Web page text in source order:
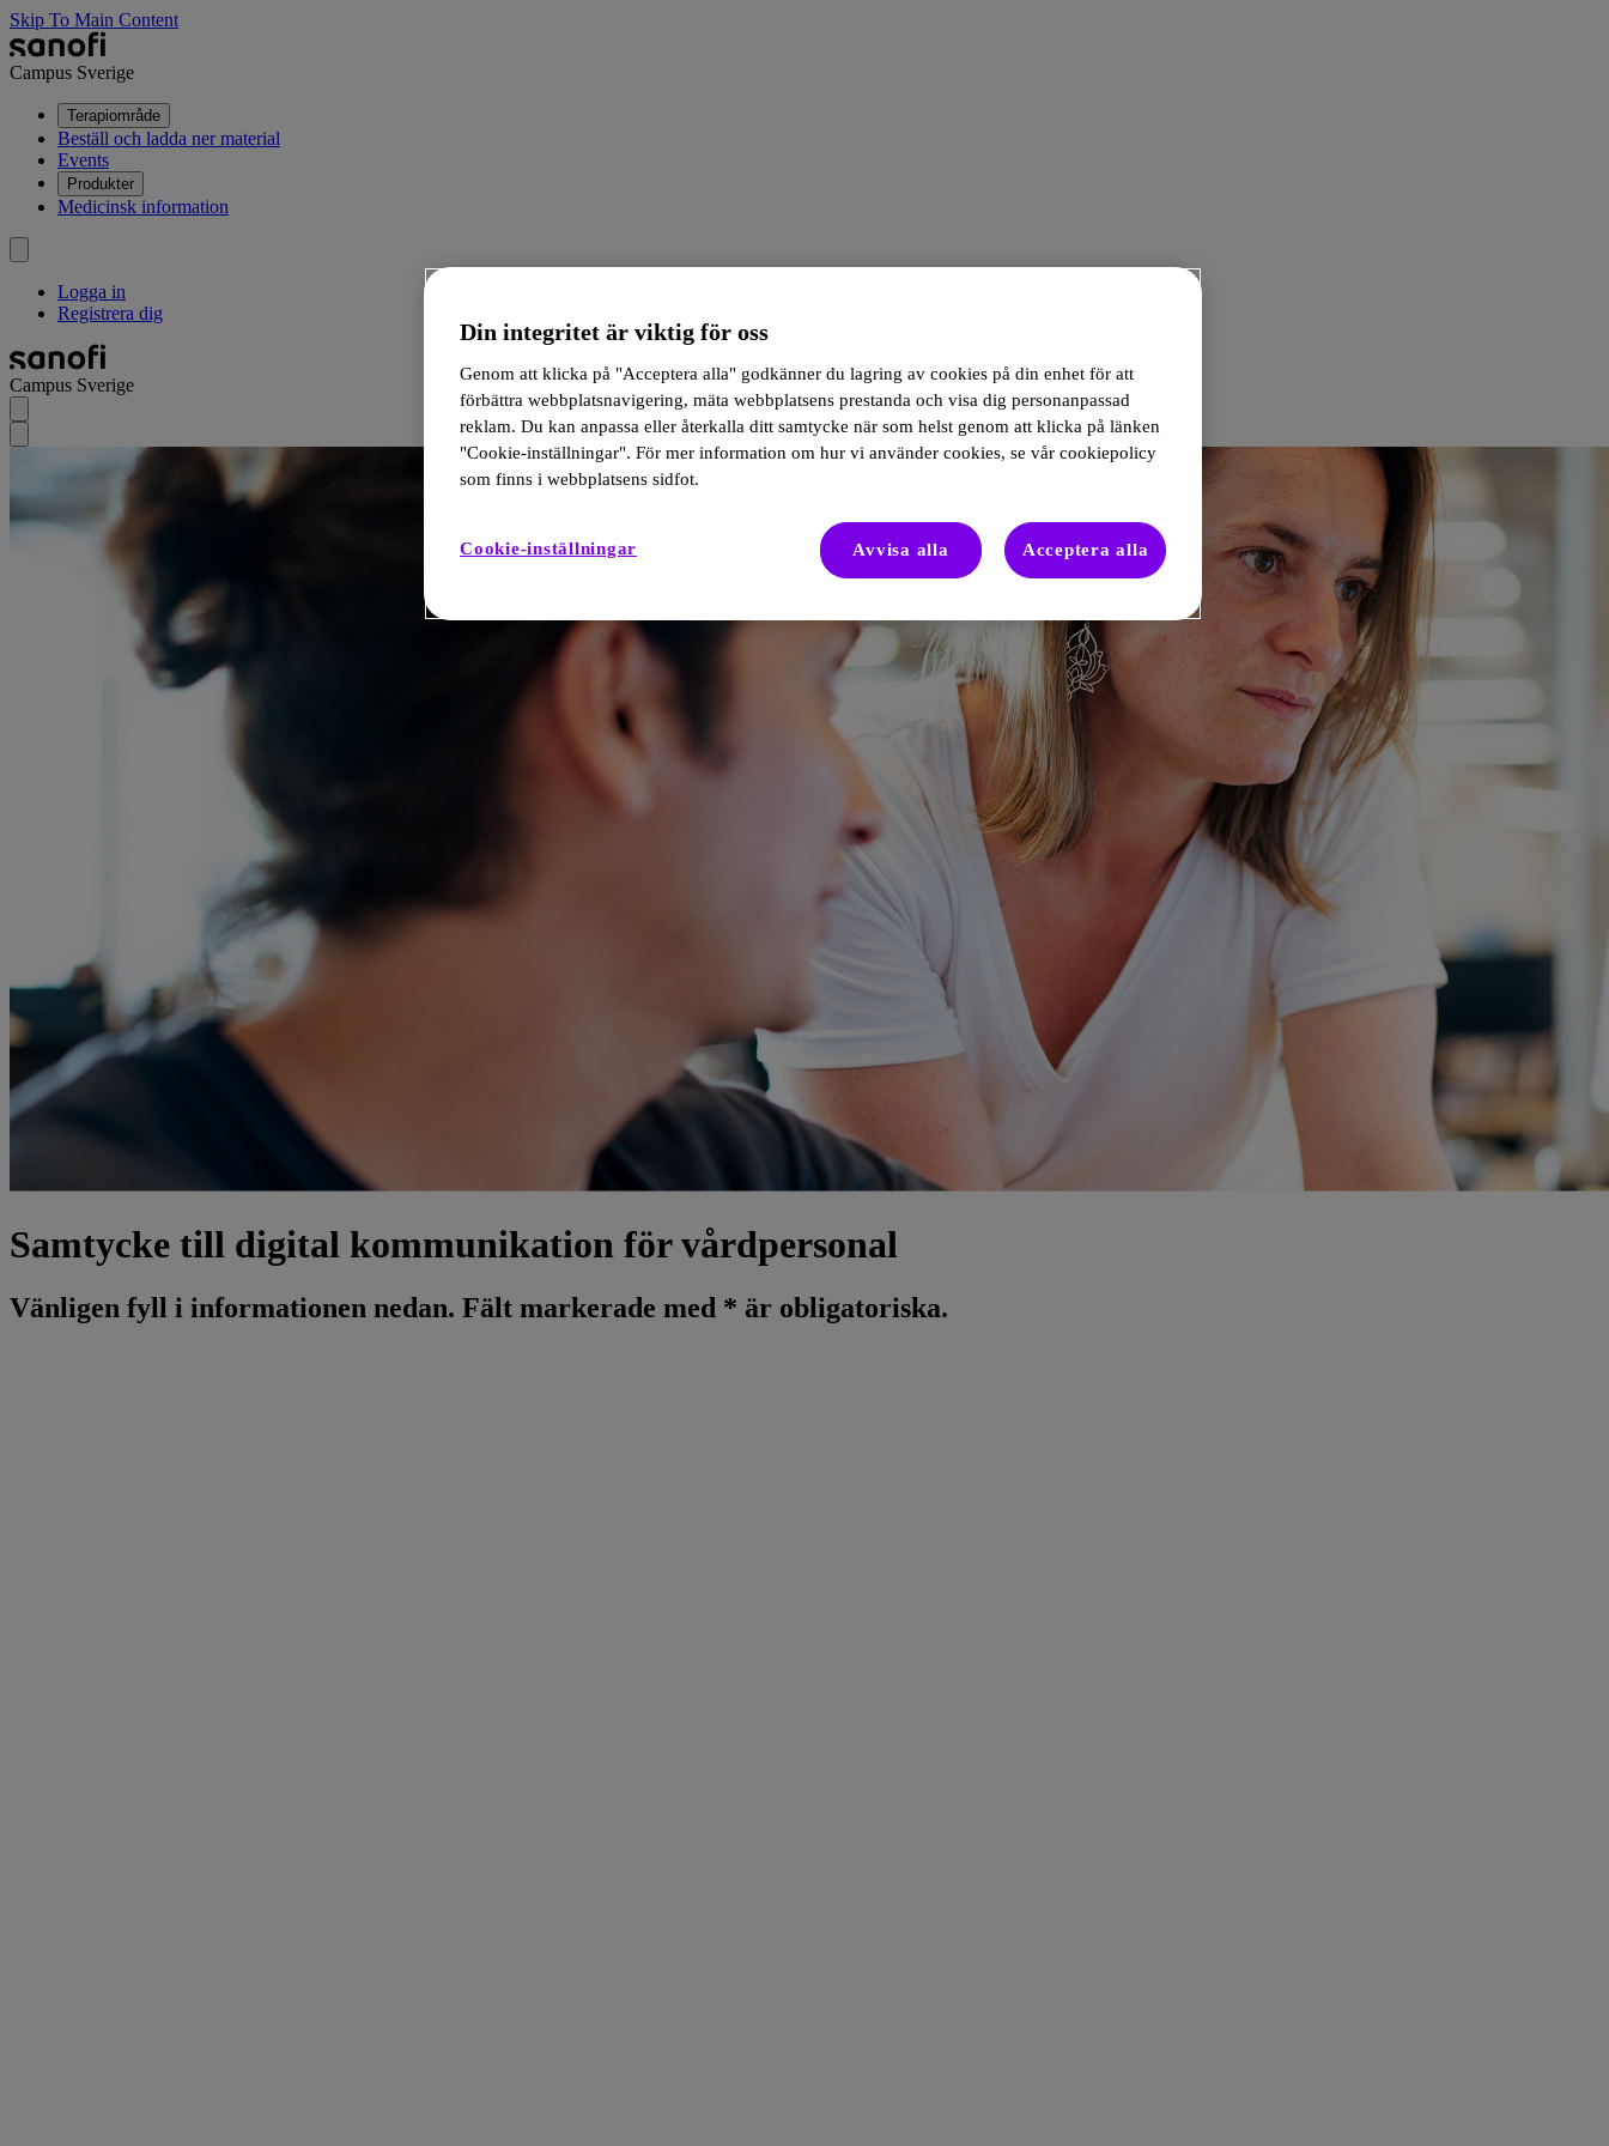
Skip To Main Content
Campus Sverige
Terapiområde
Beställ och ladda ner material
Events
Produkter
Medicinsk information
Logga in
Registrera dig
Campus Sverige
Samtycke till digital kommunikation för vårdpersonal
Vänligen fyll i informationen nedan. Fält markerade med * är obligatoriska.
Din integritet är viktig för oss
Genom att klicka på "Acceptera alla" godkänner du lagring av cookies på din enhet för att
förbättra webbplatsnavigering, mäta webbplatsens prestanda och visa dig personanpassad
reklam. Du kan anpassa eller återkalla ditt samtycke när som helst genom att klicka på länken
"Cookie-inställningar". För mer information om hur vi använder cookies, se vår cookiepolicy
som finns i webbplatsens sidfot.
Cookie-inställningar Avvisa alla Acceptera alla